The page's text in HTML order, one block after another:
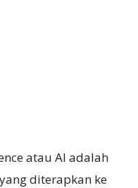
atau AI adalah
diterapkan ke